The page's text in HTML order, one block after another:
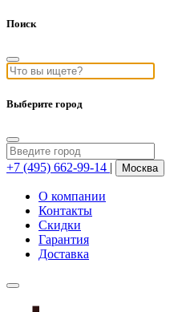
Поиск
Выберите город
+7 (495) 662-99-14 | Москва
О компании
Контакты
Скидки
Гарантия
Доставка